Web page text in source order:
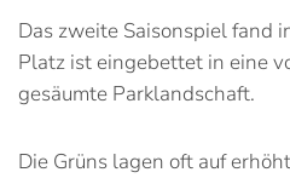
Das zweite Saisonspiel fand
Platz ist eingebettet in eine
gesäumte Parklandschaft.
Die Grüns lagen oft auf